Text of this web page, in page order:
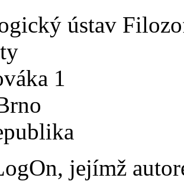
ústav
1
, jejímž